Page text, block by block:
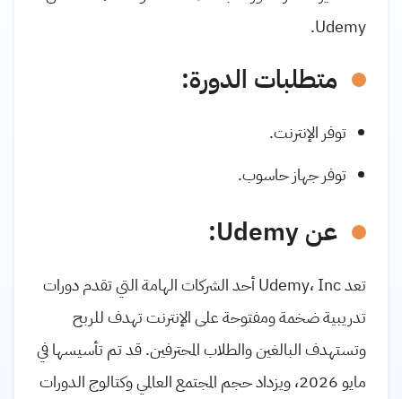
Udemy.
متطلبات الدورة:
توفر الإنترنت.
توفر جهاز حاسوب.
عن Udemy:
تعد Udemy، Inc أحد الشركات الهامة التي تقدم دورات
تدريبية ضخمة ومفتوحة على الإنترنت تهدف للربح
وتستهدف البالغين والطلاب المحترفين. قد تم تأسيسها في
مايو 2026، ويزداد حجم المجتمع العالمي وكتالوج الدورات